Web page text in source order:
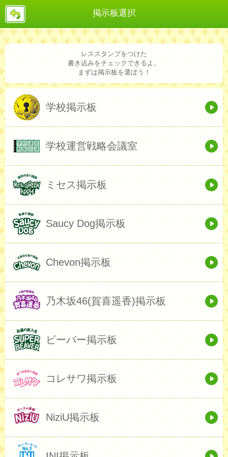
掲示板選択
戻
レススタンプをつけた
書き込みをチェックできるよ。
まずは掲示板を選ぼう！
学校掲示板
学校運営戦略会議室
ミセス掲示板
Saucy Dog掲示板
Chevon掲示板
乃木坂46(賀喜遥香)掲示板
ビーバー掲示板
コレサワ掲示板
NiziU掲示板